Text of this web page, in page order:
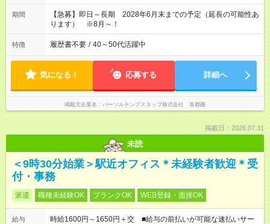
期間
【急募】即日～長期 2028年6月末までの予定（延長の可能性あ
ります） ※8月～！
特徴 履歴書不要 / 40～50代活躍中
気になる！ 応募する 詳細へ
掲載元企業名 パーソルテンプスタッフ株式会社 首都圏
掲載日：2026.07.31
未読
＜9時30分始業＞駅近オフィス＊未経験者歓迎＊受
付・事務
派遣 職種未経験OK ブランクOK WEB登録・面接OK
給与
時給1600円～1650円＋交 ■給与の前払いが可能な速払いサー